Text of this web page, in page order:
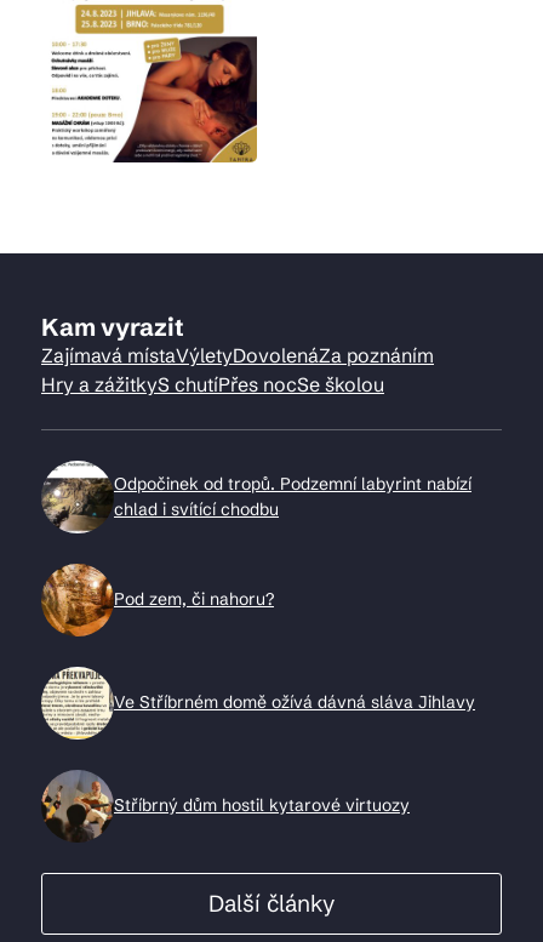
Kam vyrazit
Zajímavá místaVýletyDovolenáZa poznáním
Hry a zážitkyS chutíPřes nocSe školou
Odpočinek od tropů. Podzemní labyrint nabízí
chlad i svítící chodbu
Pod zem, či nahoru?
Ve Stříbrném domě ožívá dávná sláva Jihlavy
Stříbrný dům hostil kytarové virtuozy
Další články